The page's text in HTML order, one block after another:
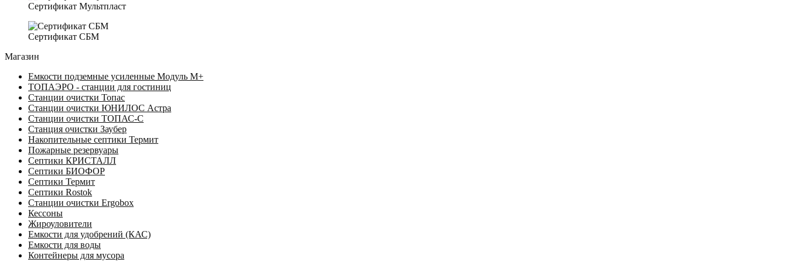
Сертификат Мультпласт
Сертификат СБМ
Магазин
Емкости подземные усиленные Модуль М+
ТОПАЭРО - станции для гостиниц
Станции очистки Топас
Станции очистки ЮНИЛОС Астра
Станции очистки ТОПАС-C
Станция очистки Заубер
Накопительные септики Термит
Пожарные резервуары
Септики КРИСТАЛЛ
Септики БИОФОР
Септики Термит
Септики Rostok
Станции очистки Ergobox
Кессоны
Жироуловители
Емкости для удобрений (КАС)
Емкости для воды
Контейнеры для мусора